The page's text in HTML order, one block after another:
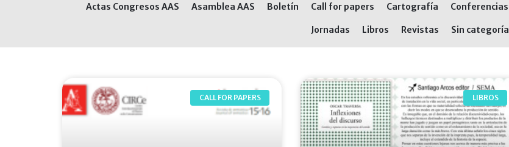
Actas Congresos AAS Asamblea AAS Boletín Call for papers Cartografía Conferencias
Jornadas Libros Revistas Sin categoría
CALL FOR PAPERS LIBROS